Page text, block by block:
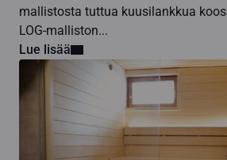
mallistosta tuttua kuusilankkua
LOG-malliston...
Lue lisää